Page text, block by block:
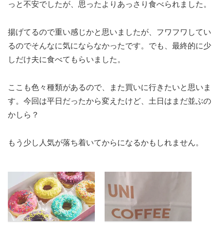
っと不安でしたが、思ったよりあっさり食べられました。
揚げてるので重い感じかと思いましたが、フワフワしてい
るのでそんなに気にならなかったです。でも、最終的に少
しだけ夫に食べてもらいました。
ここも色々種類があるので、また買いに行きたいと思いま
す。今回は平日だったから変えたけど、土日はまだ並ぶの
かしら？
もう少し人気が落ち着いてからになるかもしれません。